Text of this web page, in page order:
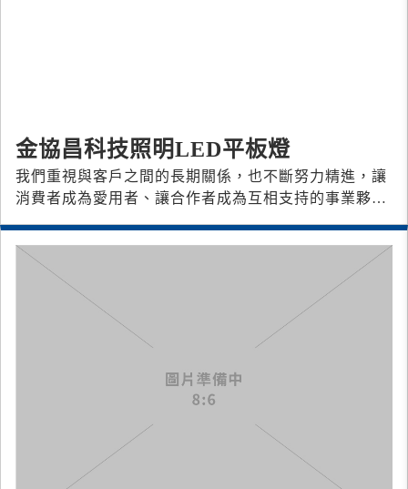
金協昌科技照明LED平板燈
我們重視與客戶之間的長期關係，也不斷努力精進，讓
消費者成為愛用者、讓合作者成為互相支持的事業夥